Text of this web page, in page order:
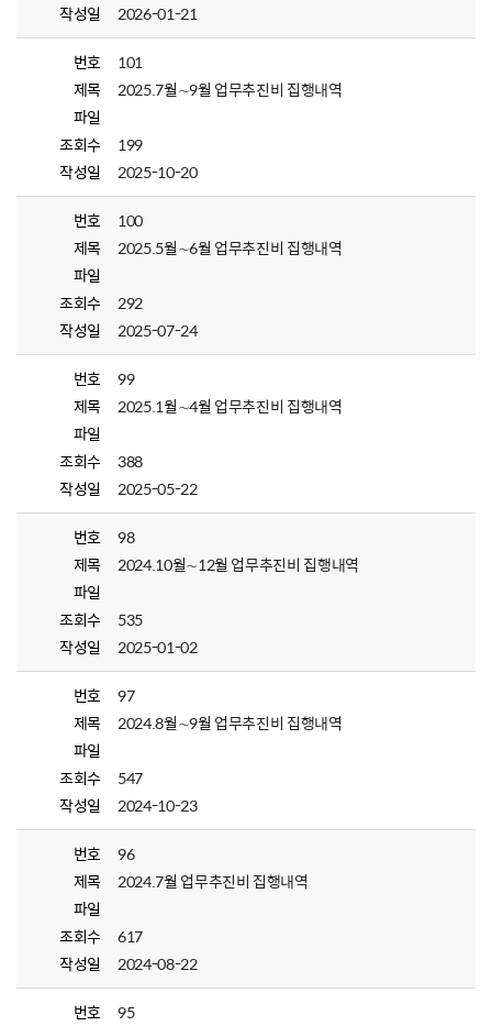
작성일
2026-01-21
번호
101
제목
2025.7월∼9월 업무추진비 집행내역
파일
조회수
199
작성일
2025-10-20
번호
100
제목
2025.5월∼6월 업무추진비 집행내역
파일
조회수
292
작성일
2025-07-24
번호
99
제목
2025.1월∼4월 업무추진비 집행내역
파일
조회수
388
작성일
2025-05-22
번호
98
제목
2024.10월∼12월 업무추진비 집행내역
파일
조회수
535
작성일
2025-01-02
번호
97
제목
2024.8월∼9월 업무추진비 집행내역
파일
조회수
547
작성일
2024-10-23
번호
96
제목
2024.7월 업무추진비 집행내역
파일
조회수
617
작성일
2024-08-22
번호
95